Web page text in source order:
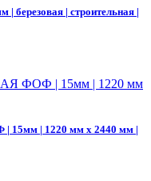
березовая | строительная |
| 1220 мм х 2440 мм |